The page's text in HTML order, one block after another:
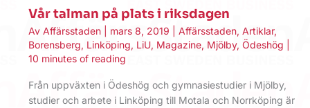
Vår talman på plats i riksdagen
Av Affärsstaden mars 8, 2019 Affärsstaden, Artiklar,
Borensberg, Linköping, LiU, Magazine, Mjölby, Ödeshög
10 minutes of reading
Från uppväxten i Ödeshög och gymnasiestudier i Mjölby,
studier och arbete i Linköping till Motala och Norrköping är